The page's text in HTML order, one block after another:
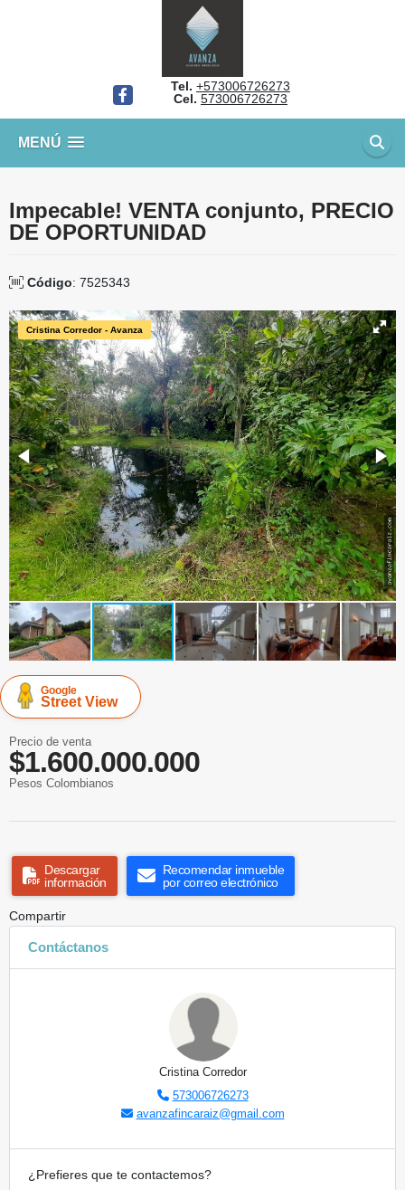
Facebook
Tel. +573006726273
Cel. 573006726273
MENÚ
Impecable! VENTA conjunto, PRECIO
DE OPORTUNIDAD
Código: 7525343
Cristina Corredor - Avanza
Google
Street View
Precio de venta
$1.600.000.000
Pesos Colombianos
Descargar
información
Recomendar inmueble
por correo electrónico
Compartir
Contáctanos
Cristina Corredor
573006726273
avanzafincaraiz@gmail.com
¿Prefieres que te contactemos?